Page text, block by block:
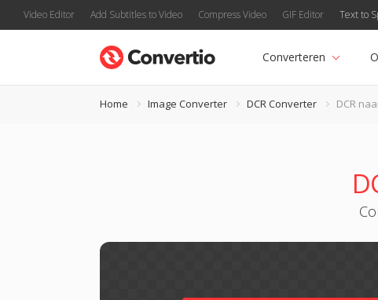
Video Editor Add Subtitles to Video Compress Video GIF Editor Text to
Converteren
Home Image Converter DCR Converter DCR